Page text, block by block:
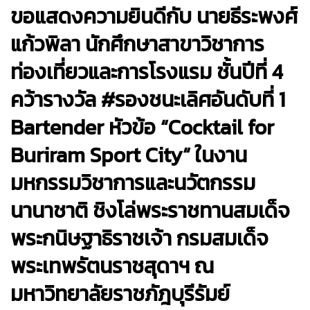
ขอแสดงความยินดีกับ นายธีระพงศ์
แก้วพิลา นักศึกษาสาขาวิชาการ
ท่องเที่ยวและการโรงแรม ชั้นปีที่ 4
คว้ารางวัล #รองชนะเลิศอันดับที่ 1
Bartender หัวข้อ “Cocktail for
Buriram Sport City“ ในงาน
มหกรรมวิชาการและนวัตกรรม
นานาชาติ ชิงโล่พระราชทานสมเด็จ
พระกนิษฐาธิราชเจ้า กรมสมเด็จ
พระเทพรัตนราชสุดาฯ ณ
มหาวิทยาลัยราชภัฎบุรีรัมย์